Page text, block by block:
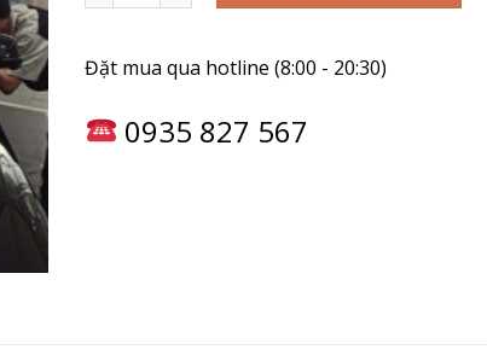
Đặt mua qua hotline (8:00 - 20:30)
0935 827 567